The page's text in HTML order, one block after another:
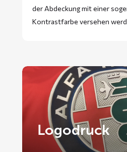
der Abdeckung mit einer
Kontrastfarbe versehen
Logodruck